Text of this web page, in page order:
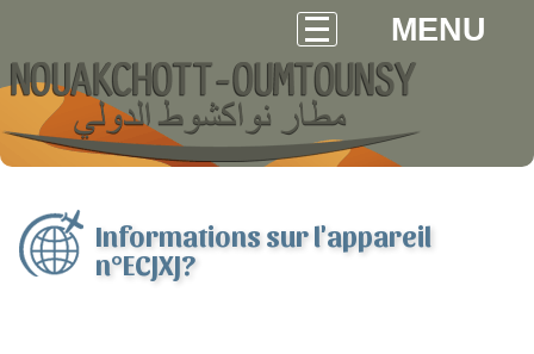
MENU
Informations sur l'appareil
n°ECJXJ?